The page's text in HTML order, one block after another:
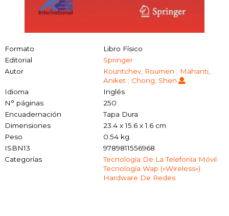
Formato
Libro Físico
Editorial
Springer
Autor
Kountchev, Roumen ; Mahanti,
Aniket ; Chong, Shen
Idioma
Inglés
N° páginas
250
Encuadernación
Tapa Dura
Dimensiones
23.4 x 15.6 x 1.6 cm
Peso
0.54 kg.
ISBN13
9789811556968
Categorías
Tecnología De La Telefonía Móvil
Tecnología Wap («wireless»)
Hardware De Redes